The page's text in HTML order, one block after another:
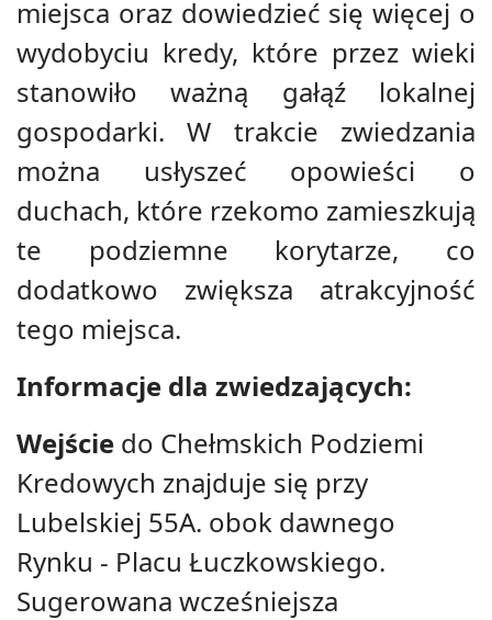
miejsca oraz dowiedzieć się więcej o
wydobyciu kredy, które przez wieki
stanowiło ważną gałąź lokalnej
gospodarki. W trakcie zwiedzania
można usłyszeć opowieści o
duchach, które rzekomo zamieszkują
te podziemne korytarze, co
dodatkowo zwiększa atrakcyjność
tego miejsca.
Informacje dla zwiedzających:
Wejście do Chełmskich Podziemi
Kredowych znajduje się przy
Lubelskiej 55A. obok dawnego
Rynku - Placu Łuczkowskiego.
Sugerowana wcześniejsza